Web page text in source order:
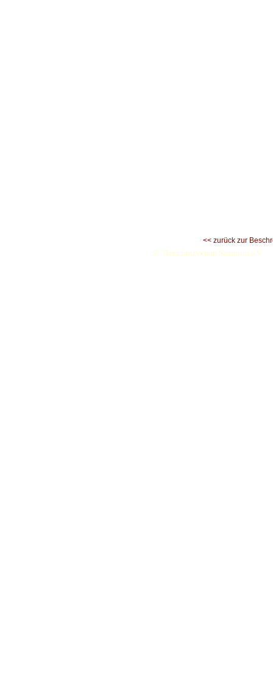
<< zurück zur
© Tierschutzverein Santorini e.V.